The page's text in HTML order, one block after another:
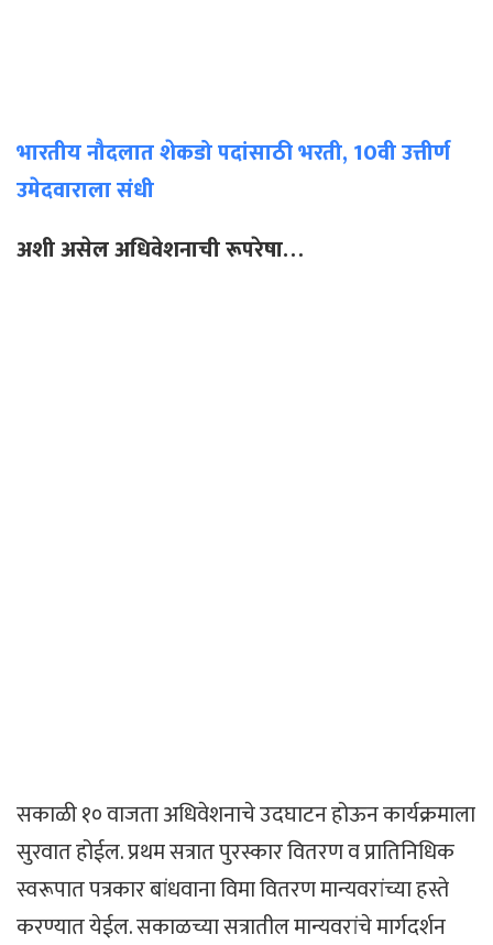
भारतीय नौदलात शेकडो पदांसाठी भरती, 10वी उत्तीर्ण
उमेदवाराला संधी
अशी असेल अधिवेशनाची रूपरेषा…
सकाळी १० वाजता अधिवेशनाचे उदघाटन होऊन कार्यक्रमाला
सुरवात होईल. प्रथम सत्रात पुरस्कार वितरण व प्रातिनिधिक
स्वरूपात पत्रकार बांधवाना विमा वितरण मान्यवरांच्या हस्ते
करण्यात येईल. सकाळच्या सत्रातील मान्यवरांचे मार्गदर्शन